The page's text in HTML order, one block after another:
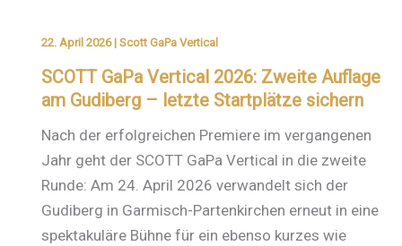
22. April 2026 | Scott GaPa Vertical
SCOTT GaPa Vertical 2026: Zweite Auflage
am Gudiberg – letzte Startplätze sichern
Nach der erfolgreichen Premiere im vergangenen
Jahr geht der SCOTT GaPa Vertical in die zweite
Runde: Am 24. April 2026 verwandelt sich der
Gudiberg in Garmisch-Partenkirchen erneut in eine
spektakuläre Bühne für ein ebenso kurzes wie